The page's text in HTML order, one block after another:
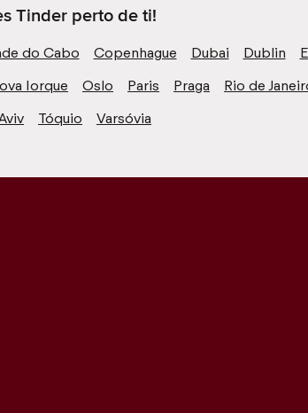
Tinder perto de ti!
do Cabo Copenhague Dubai Dublin
Iorque Oslo Paris Praga Rio de
Tóquio Varsóvia